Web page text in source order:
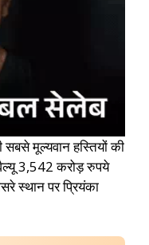
सबसे मूल्यवान हस्तियों की
3,542 करोड़ रुपये
स्थान पर प्रियंका